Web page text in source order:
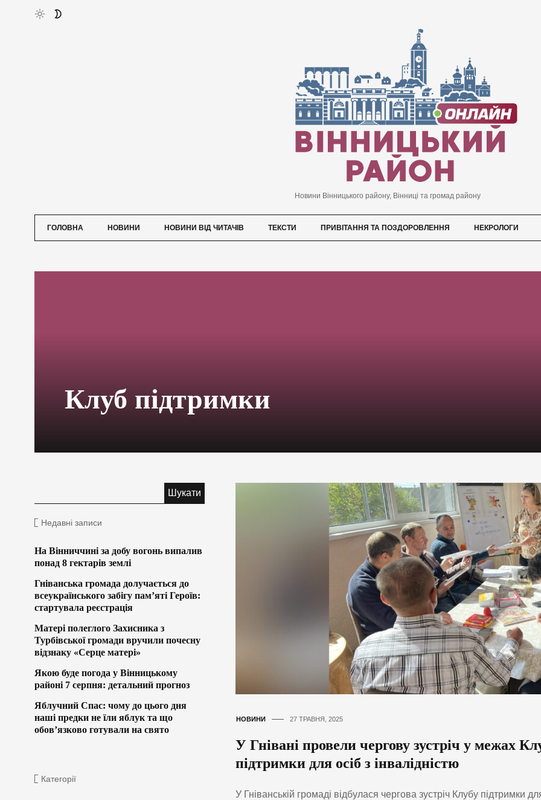
Новини Вінницького району, Вінниці та громад району
ГОЛОВНА НОВИНИ НОВИНИ ВІД ЧИТАЧІВ ТЕКСТИ ПРИВІТАННЯ ТА ПОЗДОРОВЛЕННЯ НЕКРОЛОГИ
Клуб підтримки
НОВИНИ 27 ТРАВНЯ, 2025
У Гнівані провели чергову зустріч у межах
підтримки для осіб з інвалідністю
У Гніванській громаді відбулася чергова зустріч Клубу підтримки
Недавні записи
На Вінниччині за добу вогонь випалив
понад 8 гектарів землі
Гніванська громада долучається до
всеукраїнського забігу пам’яті Героїв:
стартувала реєстрація
Матері полеглого Захисника з
Турбівської громади вручили почесну
відзнаку «Серце матері»
Якою буде погода у Вінницькому
районі 7 серпня: детальний прогноз
Яблучний Спас: чому до цього дня
наші предки не їли яблук та що
обов’язково готували на свято
Категорії